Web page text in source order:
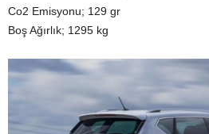
Co2 Emisyonu; 129 gr
Boş Ağırlık; 1295 kg